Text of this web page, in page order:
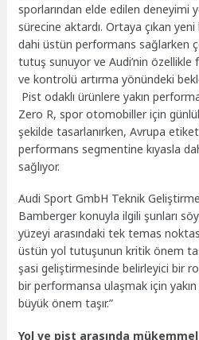
sporlarından elde edilen deneyimi
sürecine aktardı. Ortaya çıkan
dahi üstün performans sağlarken
tutuş sunuyor ve Audi’nin özellikle
ve kontrolü artırma yönündeki
Pist odaklı ürünlere yakın
Zero R, spor otomobiller için
şekilde tasarlanırken, Avrupa
performans segmentine kıyasla
sağlıyor.
Audi Sport GmbH Teknik
Bamberger konuyla ilgili şunları
yüzeyi arasındaki tek temas
üstün yol tutuşunun kritik önem
şasi geliştirmesinde belirleyici bir
bir performansa ulaşmak için
büyük önem taşır.”
Yol ve pist arasında